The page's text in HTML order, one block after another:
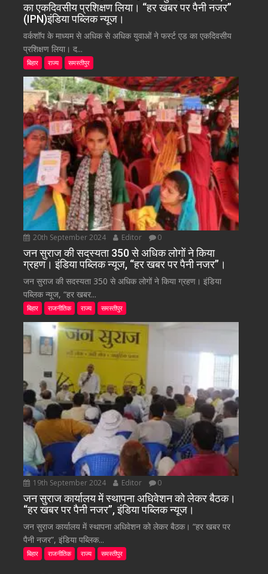
का एकदिवसीय प्रशिक्षण लिया। “हर खबर पर पैनी नजर”
(IPN)इंडिया पब्लिक न्यूज।
वर्कशॉप के माध्यम से अधिक से अधिक युवाओं ने फर्स्ट एड का एकदिवसीय
प्रशिक्षण लिया। द...
बिहार राज्य समस्तीपुर
20th September 2024 Editor 0
जन सुराज की सदस्यता 350 से अधिक लोगों ने किया
ग्रहण। इंडिया पब्लिक न्यूज, “हर खबर पर पैनी नजर”।
जन सुराज की सदस्यता 350 से अधिक लोगों ने किया ग्रहण। इंडिया
पब्लिक न्यूज, “हर खबर...
बिहार राजनीतिक राज्य समस्तीपुर
19th September 2024 Editor 0
जन सुराज कार्यालय में स्थापना अधिवेशन को लेकर बैठक।
“हर खबर पर पैनी नजर”, इंडिया पब्लिक न्यूज।
जन सुराज कार्यालय में स्थापना अधिवेशन को लेकर बैठक। “हर खबर पर
पैनी नजर”, इंडिया पब्लिक...
बिहार राजनीतिक राज्य समस्तीपुर